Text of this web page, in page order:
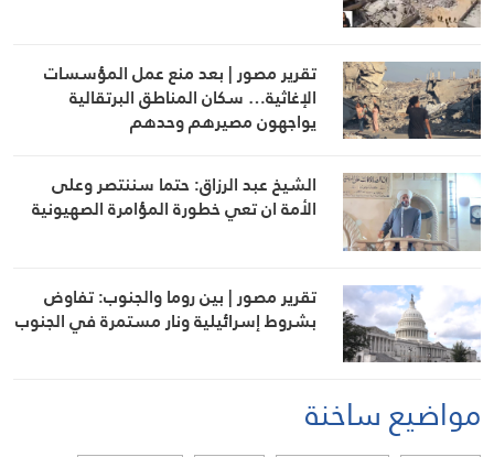
تقرير مصور | بعد منع عمل المؤسسات
الإغاثية… سكان المناطق البرتقالية
يواجهون مصيرهم وحدهم
الشيخ عبد الرزاق: حتما سننتصر وعلى
الأمة ان تعي خطورة المؤامرة الصهيونية
تقرير مصور | بين روما والجنوب: تفاوض
بشروط إسرائيلية ونار مستمرة في الجنوب
مواضيع ساخنة